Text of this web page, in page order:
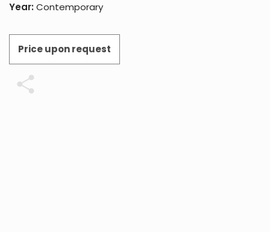
Year: Contemporary
Price upon request